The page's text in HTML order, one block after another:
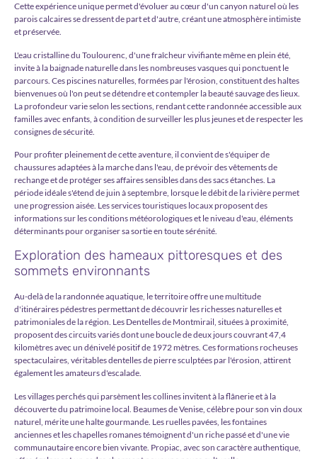
Cette expérience unique permet d'évoluer au cœur d'un canyon naturel où les
parois calcaires se dressent de part et d'autre, créant une atmosphère intimiste
et préservée.
L'eau cristalline du Toulourenc, d'une fraîcheur vivifiante même en plein été,
invite à la baignade naturelle dans les nombreuses vasques qui ponctuent le
parcours. Ces piscines naturelles, formées par l'érosion, constituent des haltes
bienvenues où l'on peut se détendre et contempler la beauté sauvage des lieux.
La profondeur varie selon les sections, rendant cette randonnée accessible aux
familles avec enfants, à condition de surveiller les plus jeunes et de respecter les
consignes de sécurité.
Pour profiter pleinement de cette aventure, il convient de s'équiper de
chaussures adaptées à la marche dans l'eau, de prévoir des vêtements de
rechange et de protéger ses affaires sensibles dans des sacs étanches. La
période idéale s'étend de juin à septembre, lorsque le débit de la rivière permet
une progression aisée. Les services touristiques locaux proposent des
informations sur les conditions météorologiques et le niveau d'eau, éléments
déterminants pour organiser sa sortie en toute sérénité.
Exploration des hameaux pittoresques et des
sommets environnants
Au-delà de la randonnée aquatique, le territoire offre une multitude
d'itinéraires pédestres permettant de découvrir les richesses naturelles et
patrimoniales de la région. Les Dentelles de Montmirail, situées à proximité,
proposent des circuits variés dont une boucle de deux jours couvrant 47,4
kilomètres avec un dénivelé positif de 1972 mètres. Ces formations rocheuses
spectaculaires, véritables dentelles de pierre sculptées par l'érosion, attirent
également les amateurs d'escalade.
Les villages perchés qui parsèment les collines invitent à la flânerie et à la
découverte du patrimoine local. Beaumes de Venise, célèbre pour son vin doux
naturel, mérite une halte gourmande. Les ruelles pavées, les fontaines
anciennes et les chapelles romanes témoignent d'un riche passé et d'une vie
communautaire encore bien vivante. Propiac, avec son caractère authentique,